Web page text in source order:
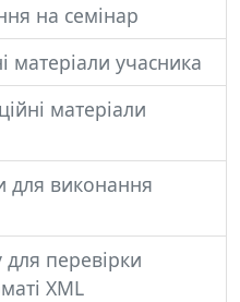
на семінар
матеріали учасника
матеріали
для виконання
перевірки
XML